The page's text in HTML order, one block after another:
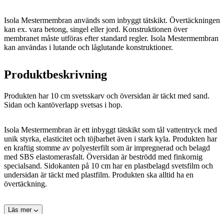
Isola Mestermembran används som inbyggt tätskikt. Övertäckningen
kan ex. vara betong, singel eller jord. Konstruktionen över
membranet måste utföras efter standard regler. Isola Mestermembran
kan användas i lutande och låglutande konstruktioner.
Produktbeskrivning
Produkten har 10 cm svetsskarv och översidan är täckt med sand.
Sidan och kantöverlapp svetsas i hop.
Isola Mestermembran är ett inbyggt tätskikt som tål vattentryck med
unik styrka, elasticitet och töjbarhet även i stark kyla. Produkten har
en kraftig stomme av polyesterfilt som är impregnerad och belagd
med SBS elastomerasfalt. Översidan är beströdd med finkornig
specialsand. Sidokanten på 10 cm har en plastbelagd svetsfilm och
undersidan är täckt med plastfilm. Produkten ska alltid ha en
övertäckning.
Läs mer